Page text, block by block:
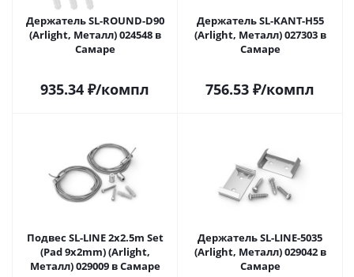
Держатель SL-ROUND-D90
(Arlight, Металл) 024548 в
Самаре
935.34 ₽/компл
Держатель SL-KANT-H55
(Arlight, Металл) 027303 в
Самаре
756.53 ₽/компл
Подвес SL-LINE 2x2.5m Set
(Pad 9x2mm) (Arlight,
Металл) 029009 в Самаре
Держатель SL-LINE-5035
(Arlight, Металл) 029042 в
Самаре